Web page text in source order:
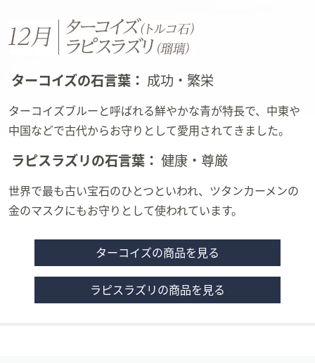
ターコイズの石言葉： 成功・繁栄
ターコイズブルーと呼ばれる鮮やかな青が特長で、中東や
中国などで古代からお守りとして愛用されてきました。
ラピスラズリの石言葉： 健康・尊厳
世界で最も古い宝石のひとつといわれ、ツタンカーメンの
金のマスクにもお守りとして使われています。
ターコイズの商品を見る
ラピスラズリの商品を見る